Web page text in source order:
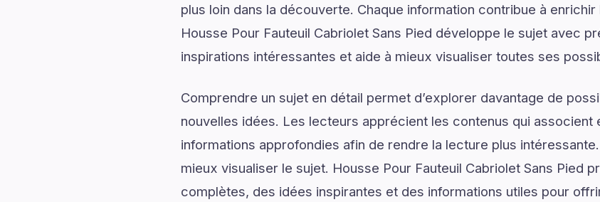
plus loin dans la découverte. Chaque information contribue à enrichir
Housse Pour Fauteuil Cabriolet Sans Pied développe le sujet avec
inspirations intéressantes et aide à mieux visualiser toutes ses
Comprendre un sujet en détail permet d’explorer davantage de
nouvelles idées. Les lecteurs apprécient les contenus qui associent
informations approfondies afin de rendre la lecture plus
mieux visualiser le sujet. Housse Pour Fauteuil Cabriolet Sans Pied
complètes, des idées inspirantes et des informations utiles pour